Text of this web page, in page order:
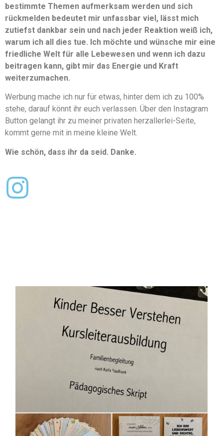
bestimmte Themen aufmerksam werden und sich
rückmelden bedeutet mir unfassbar viel, lässt mich
zutiefst dankbar sein und nach jeder Reaktion weiß ich,
warum ich all dies tue. Ich möchte und wünsche mir eine
friedliche Welt für alle Lebewesen und wenn ich dazu
beitragen kann, gibt mir das Energie und Kraft
weiterzumachen.
Werbung mache ich nur für etwas, hinter dem ich zu 100%
stehe, darauf könnt ihr euch verlassen. Über den Instagram
Button gelangt ihr zu meiner privaten herzallerlei-Seite,
kommt gerne mit in meine kleine Welt.
Wie schön, dass ihr da seid. Danke.